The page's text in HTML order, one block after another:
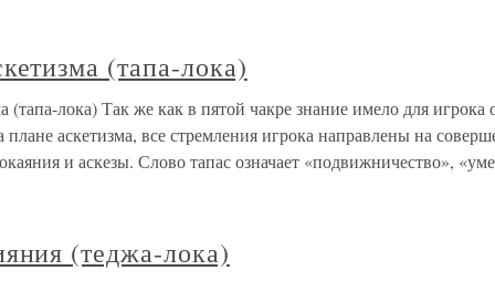
(тапа-лока)
(тапа-лока) Так же как в пятой чакре знание имело для игрока
плане аскетизма, все стремления игрока направлены на
и аскезы. Слово тапас означает «подвижничество»,
(теджа-лока)